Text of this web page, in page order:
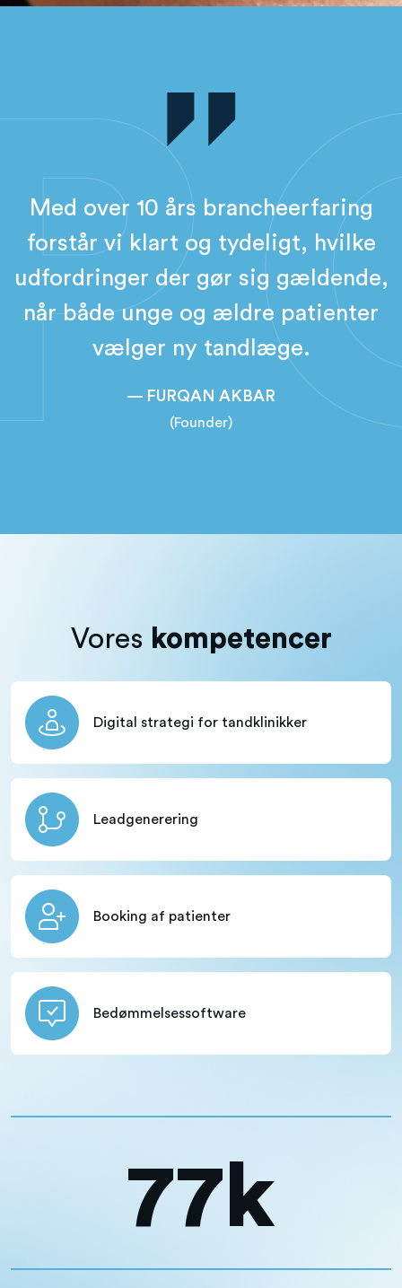
Med over 10 års brancheerfaring
forstår vi klart og tydeligt, hvilke
udfordringer der gør sig gældende,
når både unge og ældre patienter
vælger ny tandlæge.
— FURQAN AKBAR
(Founder)
Vores kompetencer
Digital strategi for tandklinikker
Leadgenerering
Booking af patienter
Bedømmelsessoftware
77k